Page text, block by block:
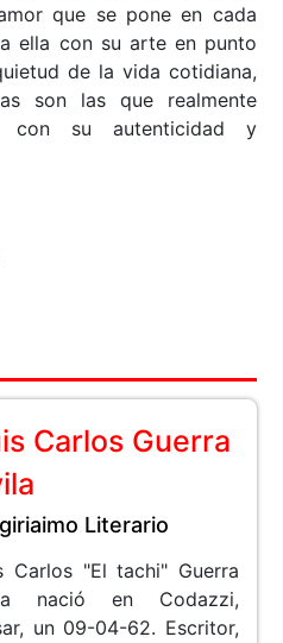
que se pone en cada
ella con su arte en punto
de la vida cotidiana,
son las que realmente
con su autenticidad y
Carlos Guerra
Literario
Carlos "El tachi" Guerra
nació en Codazzi,
un 09-04-62. Escritor,